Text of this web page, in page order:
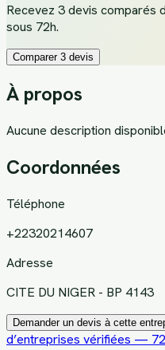
Recevez 3 devis comparés
sous 72h.
Comparer 3 devis
À propos
Aucune description
Coordonnées
Téléphone
+22320214607
Adresse
CITE DU NIGER - BP 4143
Demander un devis à cette
d’entreprises vérifiées —